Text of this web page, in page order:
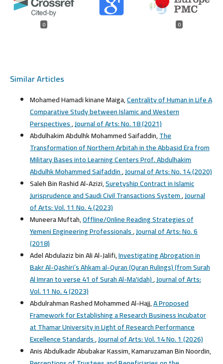
0 0
Similar Articles
Mohamed Hamadi kinane Maiga,Centrality of Human in Life A
Comparative Study between Islamic and Western
Perspectives,Journal of Arts: No. 18 (2021)
Abdulhakim Abdulhk Mohammed Saifaddin,The
Transformation of Northern Arbitah in the Abbasid Era from
Military Bases into Learning Centers Prof. Abdulhakim
Abdulhk Mohammed Saifaddin,Journal of Arts: No. 14 (2020)
Saleh Bin Rashid Al-Azizi,Suretyship Contract in Islamic
Jurisprudence and Saudi Civil Transactions System,Journal
of Arts: Vol. 11 No. 4 (2023)
Muneera Muftah,Offline/Online Reading Strategies of
Yemeni Engineering Professionals,Journal of Arts: No. 6
(2018)
Adel Abdulaziz bin Ali Al-Jalifi,Investigating Abrogation in
Bakr Al-Qashiri’s Ahkam al-Quran (Quran Rulings) (from Surah
Al Imran to verse 41 of Surah Al-Ma'idah),Journal of Arts:
Vol. 11 No. 4 (2023)
Abdulrahman Rashed Mohammed Al-Hajj,A Proposed
Framework for Establishing a Research Business Incubator
at Thamar University in Light of Research Performance
Excellence Standards,Journal of Arts: Vol. 14 No. 1 (2026)
Anis Abdulkadir Abubakar Kassim, Kamaruzaman Bin Noordin,